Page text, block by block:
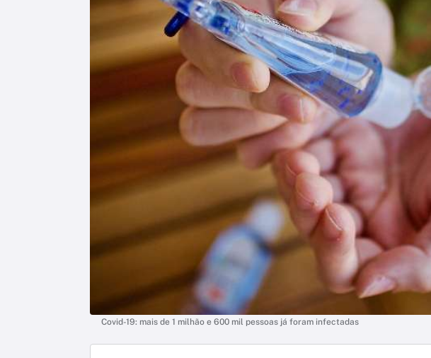
Covid-19: mais de 1 milhão e 600 mil pessoas já foram infectadas